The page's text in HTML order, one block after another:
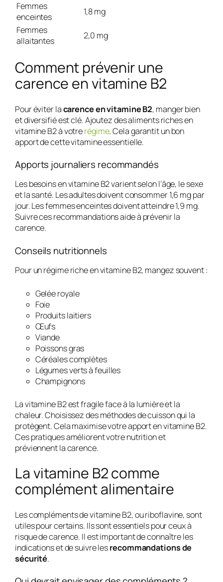
Femmes
enceintes
1,8 mg
Femmes
allaitantes
2,0 mg
Comment prévenir une
carence en vitamine B2
Pour éviter lacarence en vitamine B2, manger bien
et diversifié est clé. Ajoutez des aliments riches en
vitamine B2 à votrerégime. Cela garantit un bon
apport de cette vitamine essentielle.
Apports journaliers recommandés
Les besoins en vitamine B2 varient selon l’âge, le sexe
et la santé. Les adultes doivent consommer 1,6 mg par
jour. Les femmes enceintes doivent atteindre 1,9 mg.
Suivre ces recommandations aide à prévenir la
carence.
Conseils nutritionnels
Pour un régime riche en vitamine B2, mangez souvent :
Gelée royale
Foie
Produits laitiers
Œufs
Viande
Poissons gras
Céréales complètes
Légumes verts à feuilles
Champignons
La vitamine B2 est fragile face à la lumière et la
chaleur. Choisissez des méthodes de cuisson qui la
protègent. Cela maximise votre apport en vitamine B2.
Ces pratiques améliorent votre nutrition et
préviennent la carence.
La vitamine B2 comme
complément alimentaire
Les compléments de vitamine B2, ou riboflavine, sont
utiles pour certains. Ils sont essentiels pour ceux à
risque de carence. Il est important de connaître les
indications et de suivre lesrecommandations de
sécurité.